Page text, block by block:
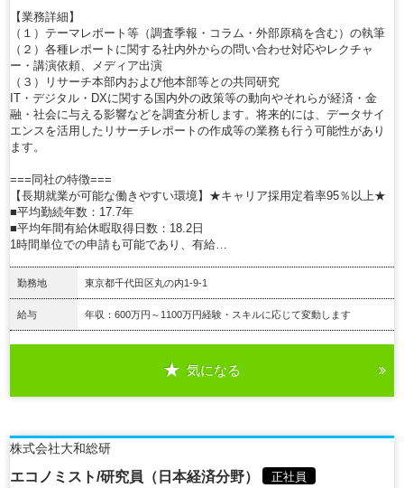
【業務詳細】
（１）テーマレポート等（調査季報・コラム・外部原稿を含む）の執筆
（２）各種レポートに関する社内外からの問い合わせ対応やレクチャ
ー・講演依頼、メディア出演
（３）リサーチ本部内および他本部等との共同研究
IT・デジタル・DXに関する国内外の政策等の動向やそれらが経済・金
融・社会に与える影響などを調査分析します。将来的には、データサイ
エンスを活用したリサーチレポートの作成等の業務も行う可能性があり
ます。
===同社の特徴===
【長期就業が可能な働きやすい環境】★キャリア採用定着率95％以上★
■平均勤続年数：17.7年
■平均年間有給休暇取得日数：18.2日
1時間単位での申請も可能であり、有給…
勤務地 東京都千代田区丸の内1-9-1
給与 年収：600万円～1100万円経験・スキルに応じて変動します
気になる
株式会社大和総研
エコノミスト/研究員（日本経済分野）
正社員